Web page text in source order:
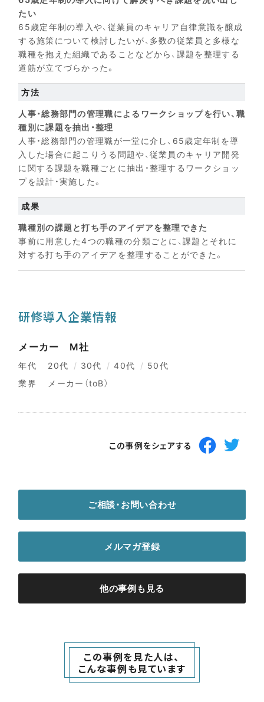
たい
65歳定年制の導入や、従業員のキャリア自律意識を醸成
する施策について検討したいが、多数の従業員と多様な
職種を抱えた組織であることなどから、課題を整理する
道筋が立てづらかった。
方法
人事・総務部門の管理職によるワークショップを行い、職
種別に課題を抽出・整理
人事・総務部門の管理職が一堂に介し、65歳定年制を導
入した場合に起こりうる問題や、従業員のキャリア開発
に関する課題を職種ごとに抽出・整理するワークショッ
プを設計・実施した。
成果
職種別の課題と打ち手のアイデアを整理できた
事前に用意した4つの職種の分類ごとに、課題とそれに
対する打ち手のアイデアを整理することができた。
研修導入企業情報
メーカー M社
年代 20代 30代 40代
50代
業界
メーカー（toB）
この事例をシェアする
ご相談・お問い合わせ
メルマガ登録
他の事例も見る
この事例を見た人は、
こんな事例も見ています